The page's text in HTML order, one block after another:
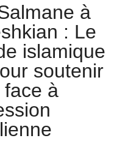
à
: Le
islamique
soutenir
face à